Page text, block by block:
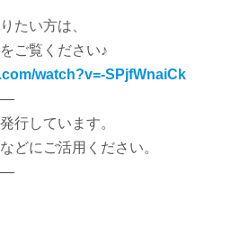
たい方は、
ご覧ください♪
watch?v=-SPjfWnaiCk
行しています。
どにご活用ください。